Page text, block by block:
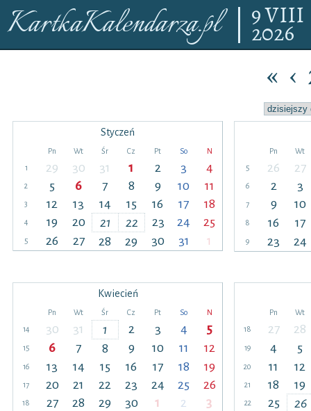
KartkaKalendarza.pl 9VIII
2026
« ‹
Styczeń
Pn Wt Śr Cz Pt So
N
1
29 30 31 1 2 3 4
2 5 6 7 8 9 10 11
3 12 13 14 15 16 17 18
4 19 20 21 22 23 24 25
5 26 27 28 29 30 31 1
Pn
Wt
5
26 27
6 2 3
7 9 10
8 16 17
9 23 24
Kwiecień
Pn Wt Śr Cz Pt So
N
14
30 31 1 2 3 4 5
15 6 7 8 9 10 11 12
16 13 14 15 16 17 18 19
17 20 21 22 23 24 25 26
18 27 28 29 30 1 2 3
Pn
Wt
18
27 28
19 4 5
20 11 12
21 18 19
22 25 26